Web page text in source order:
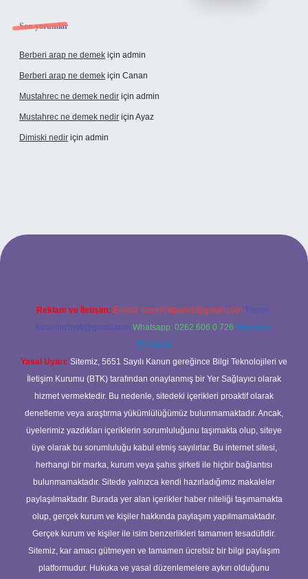
Son yorumlar
Berberi arap ne demek için admin
Berberi arap ne demek için Canan
Mustahrec ne demek nedir için admin
Mustahrec ne demek nedir için Ayaz
Dimiski nedir için admin
güncel adresi
Reklam ve İletişim: E-mail: backlinkpaneli@gmail.com Teams:
forumhizmeti@gmail.com Whatsapp: 0262 606 0 726 Telegram:
@karabul
Yasal Uyarı: Sitemiz, 5651 Sayılı Kanun gereğince Bilgi Teknolojileri ve
İletişim Kurumu (BTK) tarafından onaylanmış bir Yer Sağlayıcı olarak
hizmet vermektedir. Bu nedenle, sitedeki içerikleri proaktif olarak
denetleme veya araştırma yükümlülüğümüz bulunmamaktadır. Ancak,
üyelerimiz yazdıkları içeriklerin sorumluluğunu taşımakta olup, siteye
üye olarak bu sorumluluğu kabul etmiş sayılırlar. Bu internet sitesi,
herhangi bir marka, kurum veya şahıs şirketi ile hiçbir bağlantısı
bulunmamaktadır. Sitede yalnızca kendi hazırladığımız makaleler
paylaşılmaktadır. Burada yer alan içerikler haber niteliği taşımamakta
olup, gerçek kurum ve kişiler hakkında paylaşım yapılmamaktadır.
Gerçek kurum ve kişiler ile isim benzerlikleri tamamen tesadüfidir.
Sitemiz, kar amacı gütmeyen ve tamamen ücretsiz bir bilgi paylaşım
platformudur. Hukuka ve yasal düzenlemelere aykırı olduğunu